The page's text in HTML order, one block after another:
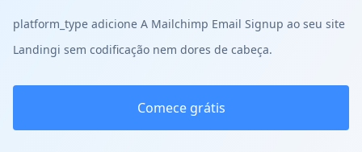
platform_type adicione A Mailchimp Email Signup ao seu site
Landingi sem codificação nem dores de cabeça.
Comece grátis